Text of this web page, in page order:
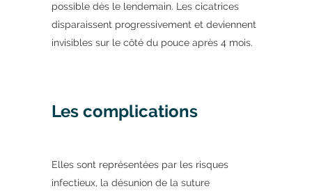
possible dès le lendemain. Les cicatrices
disparaissent progressivement et deviennent
invisibles sur le côté du pouce après 4 mois.
Les complications
Elles sont représentées par les risques
infectieux, la désunion de la suture